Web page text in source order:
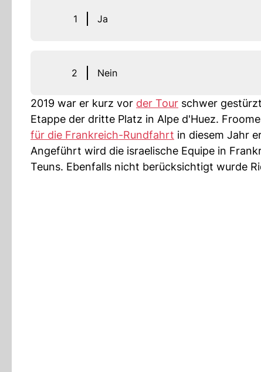
1 Ja
2 Nein
2019 war er kurz vor der Tour schwer
Etappe der dritte Platz in Alpe d'Huez.
für die Frankreich-Rundfahrt in diesem Jahr
Angeführt wird die israelische Equipe in
Teuns. Ebenfalls nicht berücksichtigt wurde